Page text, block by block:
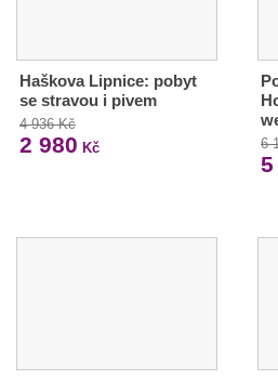
Haškova Lipnice: pobyt
se stravou i pivem
4 936 Kč
2 980 Kč 6
5